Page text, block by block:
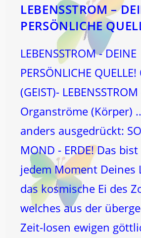
LEBENSSTROM –
PERSÖNLICHE
LEBENSSTROM - DEINE
PERSÖNLICHE QUELLE!
(GEIST)-
Organströme (Körper)
anders ausgedrückt:
MOND - ERDE! Das
jedem Moment Deines
das kosmische Ei des
welches aus der
Zeit-losen ewigen